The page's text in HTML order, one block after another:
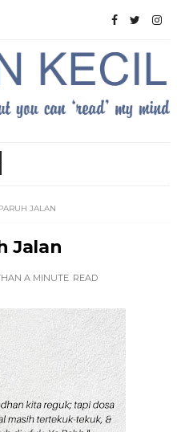
JALAN
Jalan
A MINUTE READ